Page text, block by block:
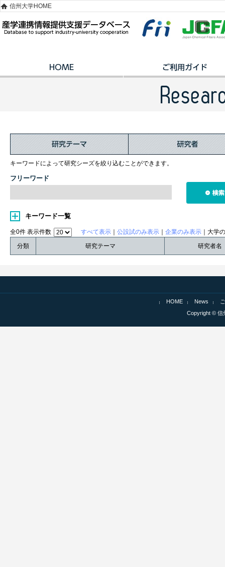
信州大学HOME
キーワードによって研究シーズを絞り込むことができます。
フリーワード
キーワード一覧
全0件 表示件数 すべて表示 公設試のみ表示 企業のみ表示 ｜大学
分類
研究テーマ 研究者名
HOME News
Copyright © 信